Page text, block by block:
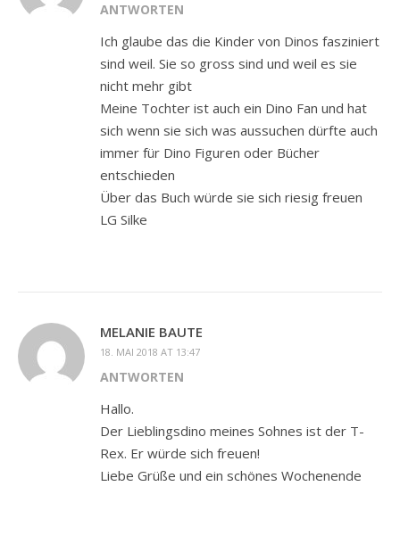
ANTWORTEN
Ich glaube das die Kinder von Dinos fasziniert
sind weil. Sie so gross sind und weil es sie
nicht mehr gibt
Meine Tochter ist auch ein Dino Fan und hat
sich wenn sie sich was aussuchen dürfte auch
immer für Dino Figuren oder Bücher
entschieden
Über das Buch würde sie sich riesig freuen
LG Silke
MELANIE BAUTE
18. MAI 2018 AT 13:47
ANTWORTEN
Hallo.
Der Lieblingsdino meines Sohnes ist der T-
Rex. Er würde sich freuen!
Liebe Grüße und ein schönes Wochenende